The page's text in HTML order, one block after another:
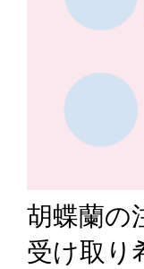
胡蝶蘭の
受け取り